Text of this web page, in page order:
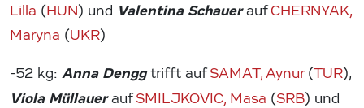
Lilla (HUN) und Valentina SchaueraufCHERNYAK,
Maryna (UKR)
-52 kg: Anna Denggtrifft aufSAMAT, Aynur(TUR),
Viola MüllaueraufSMILJKOVIC, Masa (SRB) und